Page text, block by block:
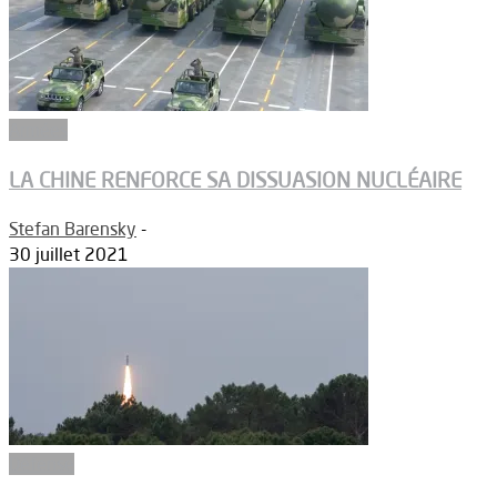
LA CHINE RENFORCE SA DISSUASION NUCLÉAIRE
Stefan Barensky -
30 juillet 2021